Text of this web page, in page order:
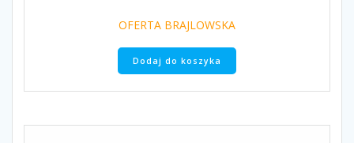
OFERTA BRAJLOWSKA
Dodaj do koszyka